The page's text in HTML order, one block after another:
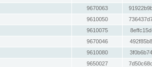
9670063
9610050
9610075
9670046
9610080
9650027